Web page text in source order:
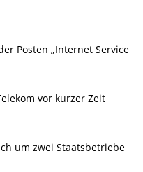
Posten „Internet Service
vor kurzer Zeit
um zwei Staatsbetriebe